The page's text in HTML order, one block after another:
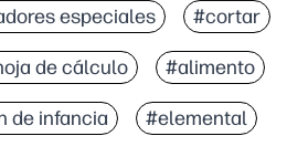
especiales #cortar
de cálculo #alimento
de infancia #elemental